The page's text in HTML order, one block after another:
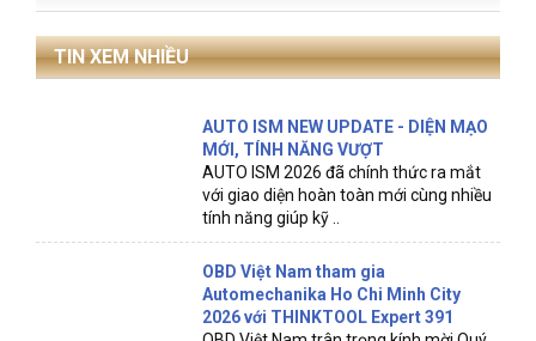
TIN XEM NHIỀU
AUTO ISM NEW UPDATE - DIỆN MẠO
MỚI, TÍNH NĂNG VƯỢT
AUTO ISM 2026 đã chính thức ra mắt
với giao diện hoàn toàn mới cùng nhiều
tính năng giúp kỹ ..
OBD Việt Nam tham gia
Automechanika Ho Chi Minh City
2026 với THINKTOOL Expert 391